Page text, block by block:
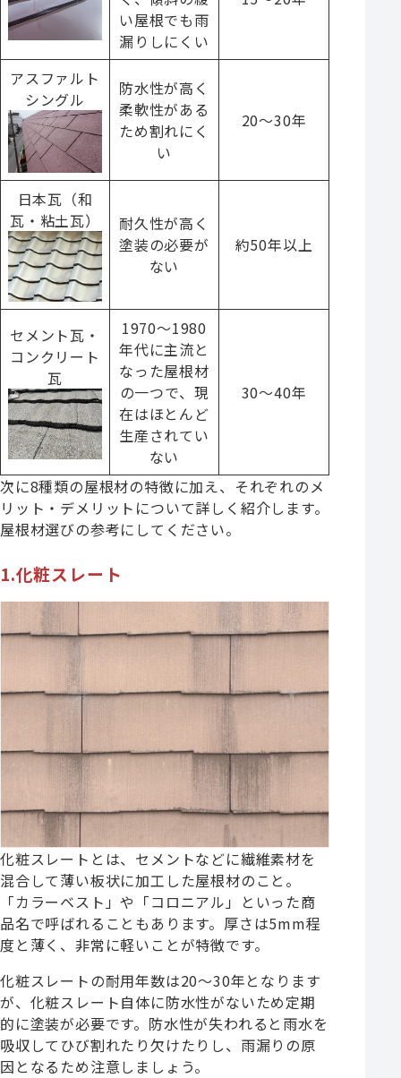
い屋根でも雨
漏りしにくい
アスファルト
シングル
防水性が高く
柔軟性がある
ため割れにく
い
20～30年
日本瓦（和
瓦・粘土瓦）
耐久性が高く
塗装の必要が
ない
約50年以上
セメント瓦・
コンクリート
瓦
1970～1980
年代に主流と
なった屋根材
の一つで、現
在はほとんど
生産されてい
ない
30～40年
次に8種類の屋根材の特徴に加え、それぞれのメ
リット・デメリットについて詳しく紹介します。
屋根材選びの参考にしてください。
1.化粧スレート
化粧スレートとは、セメントなどに繊維素材を
混合して薄い板状に加工した屋根材のこと。
「カラーベスト」や「コロニアル」といった商
品名で呼ばれることもあります。厚さは5mm程
度と薄く、非常に軽いことが特徴です。
化粧スレートの耐用年数は20～30年となります
が、化粧スレート自体に防水性がないため定期
的に塗装が必要です。防水性が失われると雨水を
吸収してひび割れたり欠けたりし、雨漏りの原
因となるため注意しましょう。